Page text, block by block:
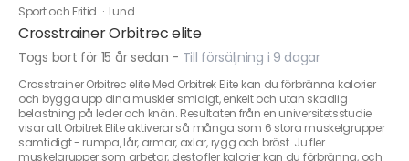
Sport och Fritid · Lund
Crosstrainer Orbitrec elite
Togs bort för 15 år sedan - Till försäljning i 9 dagar
Crosstrainer Orbitrec elite Med Orbitrek Elite kan du förbränna kalorier
och bygga upp dina muskler smidigt, enkelt och utan skadlig
belastning på leder och knän. Resultaten från en universitetsstudie
visar att Orbitrek Elite aktiverar så många som 6 stora muskelgrupper
samtidigt - rumpa, lår, armar, axlar, rygg och bröst. Ju fler
muskelgrupper som arbetar, desto fler kalorier kan du förbränna, och